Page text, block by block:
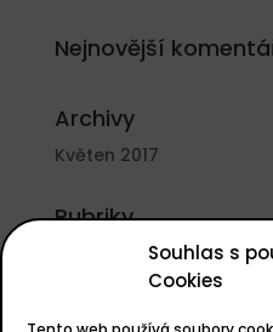
Souhlas s
Cookies
Nejnovější
Archivy
Květen 2017
Rubriky
Nezařazené
Základní informace